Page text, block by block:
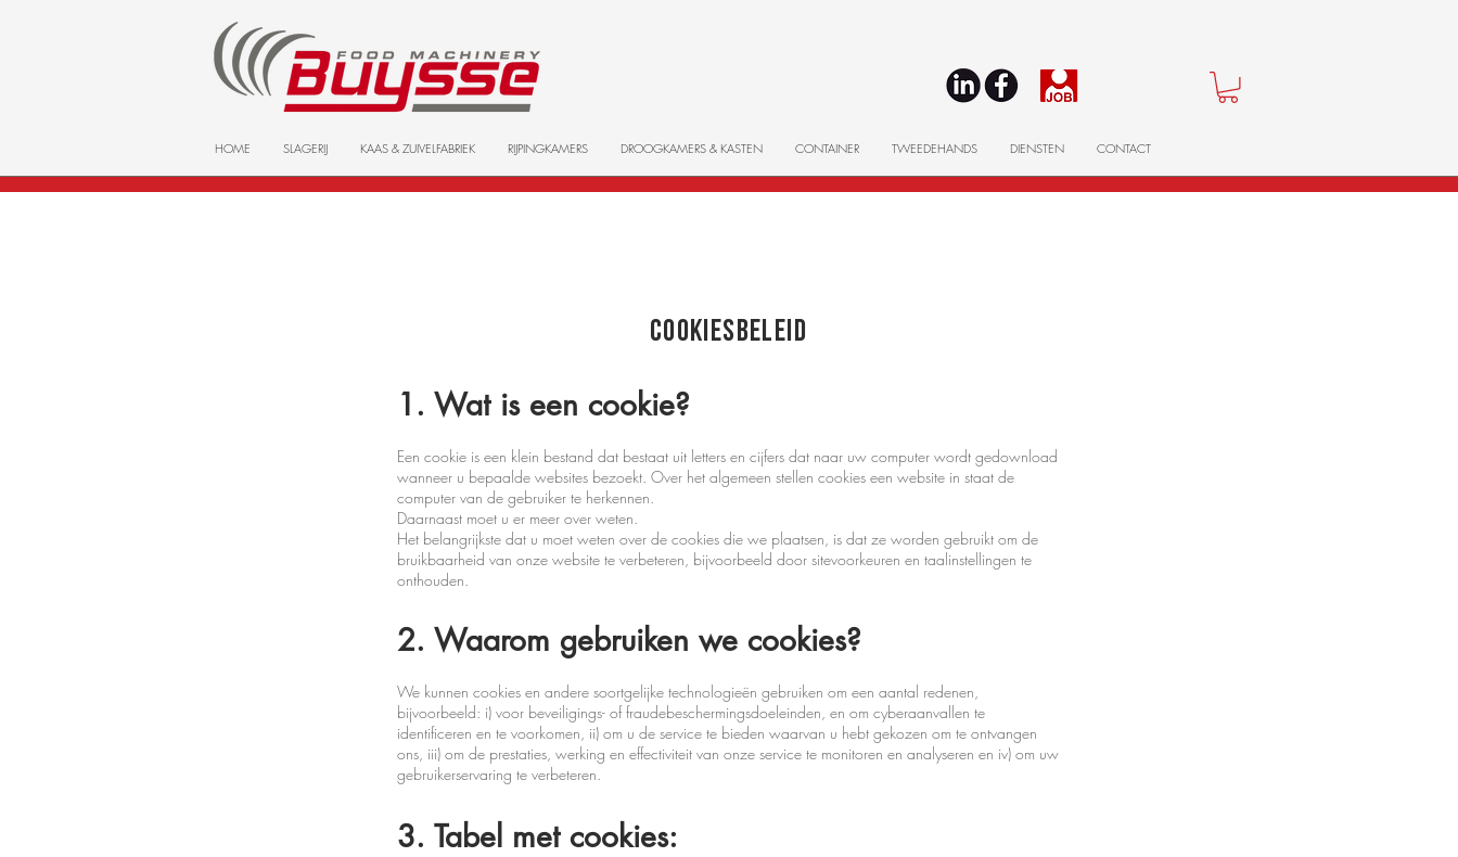
HOME SLAGERIJ KAAS & ZUIVELFABRIEK RIJPINGKAMERS DROOGKAMERS & KASTEN CONTAINER TWEEDEHANDS DIENSTEN CONTACT
COOKIESBELEID
1. Wat is een cookie?
Een cookie is een klein bestand dat bestaat uit letters en cijfers dat naar uw computer wordt gedownload
wanneer u bepaalde websites bezoekt. Over het algemeen stellen cookies een website in staat de
computer van de gebruiker te herkennen.
Daarnaast moet u er meer over weten.
Het belangrijkste dat u moet weten over de cookies die we plaatsen, is dat ze worden gebruikt om de
bruikbaarheid van onze website te verbeteren, bijvoorbeeld door sitevoorkeuren en taalinstellingen te
onthouden.
2. Waarom gebruiken we cookies?
We kunnen cookies en andere soortgelijke technologieën gebruiken om een aantal redenen,
bijvoorbeeld: i) voor beveiligings- of fraudebeschermingsdoeleinden, en om cyberaanvallen te
identificeren en te voorkomen, ii) om u de service te bieden waarvan u hebt gekozen om te ontvangen
ons, iii) om de prestaties, werking en effectiviteit van onze service te monitoren en analyseren en iv) om uw
gebruikerservaring te verbeteren.
3. Tabel met cookies: